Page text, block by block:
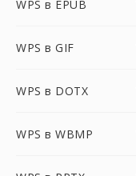
WPS в EPUB
WPS в GIF
WPS в DOTX
WPS в WBMP